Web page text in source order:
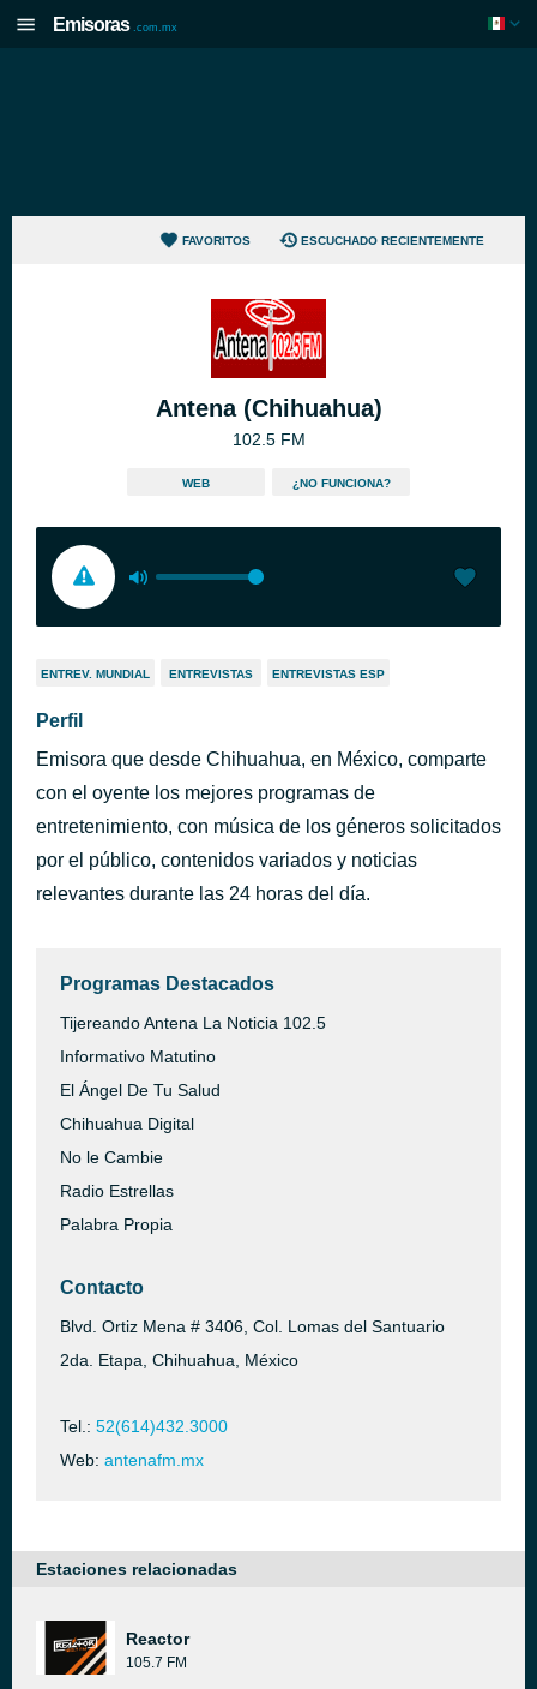
Emisoras .com.mx
FAVORITOS ESCUCHADO RECIENTEMENTE
Antena (Chihuahua)
102.5 FM
WEB ¿NO FUNCIONA?
ENTREV. MUNDIAL ENTREVISTAS ENTREVISTAS ESP
Perfil
Emisora que desde Chihuahua, en México, comparte
con el oyente los mejores programas de
entretenimiento, con música de los géneros solicitados
por el público, contenidos variados y noticias
relevantes durante las 24 horas del día.
Programas Destacados
Tijereando Antena La Noticia 102.5
Informativo Matutino
El Ángel De Tu Salud
Chihuahua Digital
No le Cambie
Radio Estrellas
Palabra Propia
Contacto
Blvd. Ortiz Mena # 3406, Col. Lomas del Santuario
2da. Etapa, Chihuahua, México
Tel.: 52(614)432.3000
Web: antenafm.mx
Estaciones relacionadas
Reactor
105.7 FM